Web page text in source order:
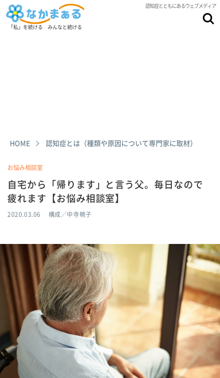
認知症とともにあるウェブメディア
「私」を続ける みんなと続ける
HOME 認知症とは（種類や原因について専門家に取材）
お悩み相談室
自宅から「帰ります」と言う父。毎日なので
疲れます【お悩み相談室】
2020.03.06 構成／中寺暁子